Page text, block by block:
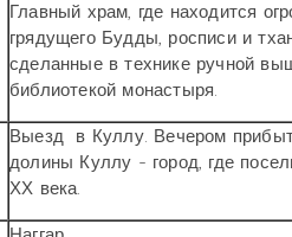
Главный храм, где находится
грядущего Будды, росписи и
сделанные в технике ручной
библиотекой монастыря.
Выезд в Куллу. Вечером
долины Куллу - город, где
ХХ века.